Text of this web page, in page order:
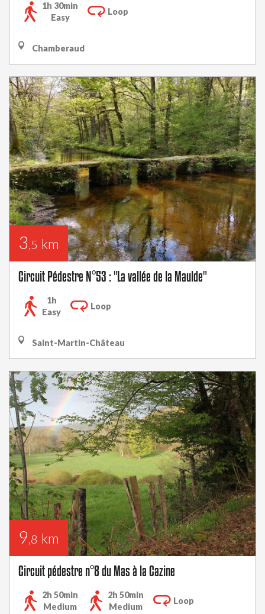
1h 30min
Easy
Loop
Chamberaud
3,5 km
Circuit Pédestre N°53 : "La vallée de la Maulde"
1h
Easy
Loop
Saint-Martin-Château
9,8 km
Circuit pédestre n°8 du Mas à la Cazine
2h 50min
Medium
2h 50min
Medium
Loop